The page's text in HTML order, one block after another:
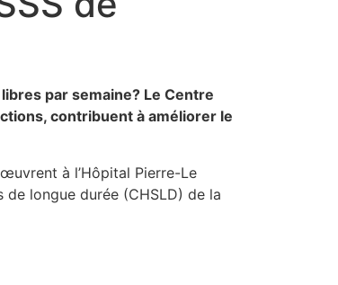
par semaine? Le Centre
contribuent à améliorer le
à l’Hôpital Pierre-Le
de longue durée (CHSLD) de la